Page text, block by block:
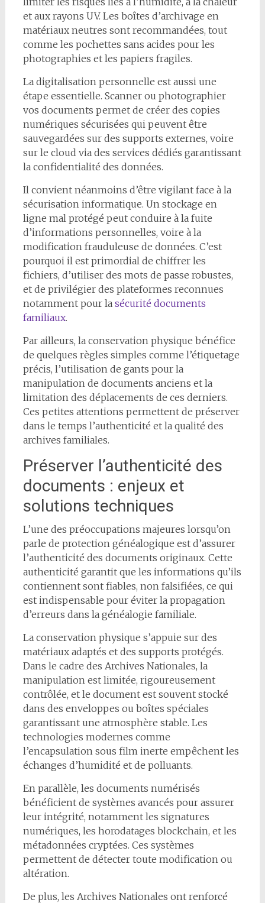
et aux rayons UV. Les boîtes d’archivage en
matériaux neutres sont recommandées, tout
comme les pochettes sans acides pour les
photographies et les papiers fragiles.
La digitalisation personnelle est aussi une
étape essentielle. Scanner ou photographier
vos documents permet de créer des copies
numériques sécurisées qui peuvent être
sauvegardées sur des supports externes, voire
sur le cloud via des services dédiés garantissant
la confidentialité des données.
Il convient néanmoins d’être vigilant face à la
sécurisation informatique. Un stockage en
ligne mal protégé peut conduire à la fuite
d’informations personnelles, voire à la
modification frauduleuse de données. C’est
pourquoi il est primordial de chiffrer les
fichiers, d’utiliser des mots de passe robustes,
et de privilégier des plateformes reconnues
notamment pour la sécurité documents
familiaux.
Par ailleurs, la conservation physique bénéfice
de quelques règles simples comme l’étiquetage
précis, l’utilisation de gants pour la
manipulation de documents anciens et la
limitation des déplacements de ces derniers.
Ces petites attentions permettent de préserver
dans le temps l’authenticité et la qualité des
archives familiales.
Préserver l’authenticité des
documents : enjeux et
solutions techniques
L’une des préoccupations majeures lorsqu’on
parle de protection généalogique est d’assurer
l’authenticité des documents originaux. Cette
authenticité garantit que les informations qu’ils
contiennent sont fiables, non falsifiées, ce qui
est indispensable pour éviter la propagation
d’erreurs dans la généalogie familiale.
La conservation physique s’appuie sur des
matériaux adaptés et des supports protégés.
Dans le cadre des Archives Nationales, la
manipulation est limitée, rigoureusement
contrôlée, et le document est souvent stocké
dans des enveloppes ou boîtes spéciales
garantissant une atmosphère stable. Les
technologies modernes comme
l’encapsulation sous film inerte empêchent les
échanges d’humidité et de polluants.
En parallèle, les documents numérisés
bénéficient de systèmes avancés pour assurer
leur intégrité, notamment les signatures
numériques, les horodatages blockchain, et les
métadonnées cryptées. Ces systèmes
permettent de détecter toute modification ou
altération.
De plus, les Archives Nationales ont renforcé